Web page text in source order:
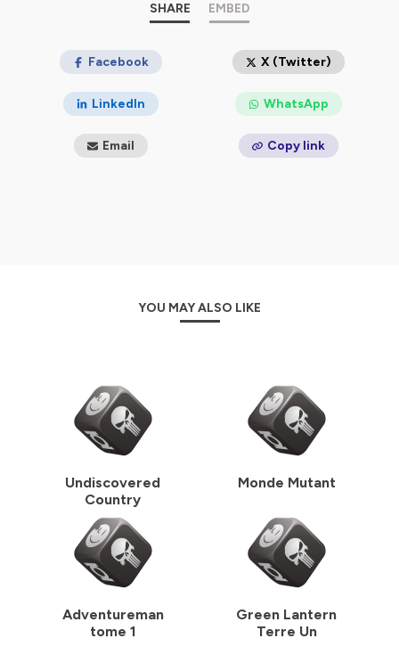
SHARE EMBED
Facebook X (Twitter)
LinkedIn WhatsApp
Email Copy link
YOU MAY ALSO LIKE
Undiscovered
Country
Monde Mutant
Adventureman
tome 1
Green Lantern
Terre Un